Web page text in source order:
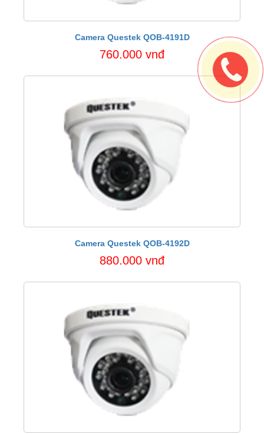
Camera Questek QOB-4191D
760.000 vnđ
Camera Questek QOB-4192D
880.000 vnđ